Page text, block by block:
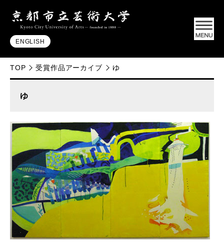
ENGLISH
TOP 受賞作品アーカイブ ゆ
ゆ